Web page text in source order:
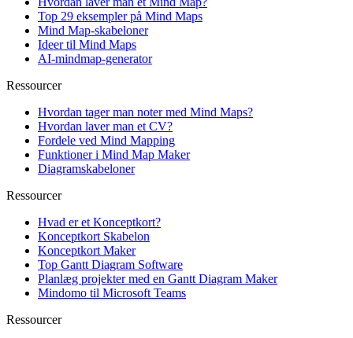
Top 29 eksempler på Mind Maps
Mind Map-skabeloner
Ideer til Mind Maps
AI-mindmap-generator
Ressourcer
Hvordan tager man noter med Mind Maps?
Hvordan laver man et CV?
Fordele ved Mind Mapping
Funktioner i Mind Map Maker
Diagramskabeloner
Ressourcer
Hvad er et Konceptkort?
Konceptkort Skabelon
Konceptkort Maker
Top Gantt Diagram Software
Planlæg projekter med en Gantt Diagram Maker
Mindomo til Microsoft Teams
Ressourcer